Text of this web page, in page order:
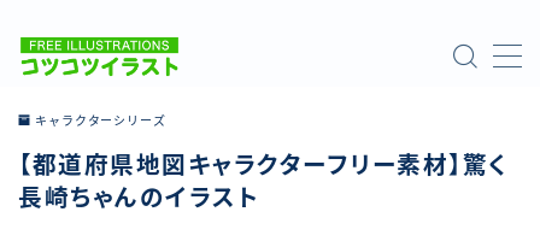
ホーム
キャラクターシリーズ
【都道府県地図キャラクターフリー素材】驚く
長崎ちゃんのイラスト